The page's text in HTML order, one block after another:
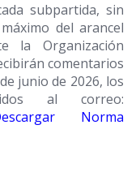
subpartida, sin
del arancel
la Organización
comentarios
junio de 2026, los
al correo:
Norma